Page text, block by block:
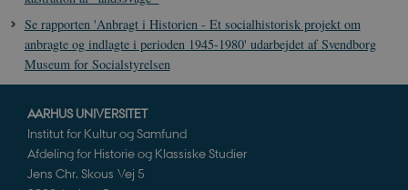
Se rapporten 'Anbragt i Historien - Et socialhistorisk projekt om
anbragte og indlagte i perioden 1945-1980' udarbejdet af Svendborg
Museum for Socialstyrelsen
AARHUS UNIVERSITET
Institut for Kultur og Samfund
Afdeling for Historie og Klassiske Studier
Jens Chr. Skous Vej 5